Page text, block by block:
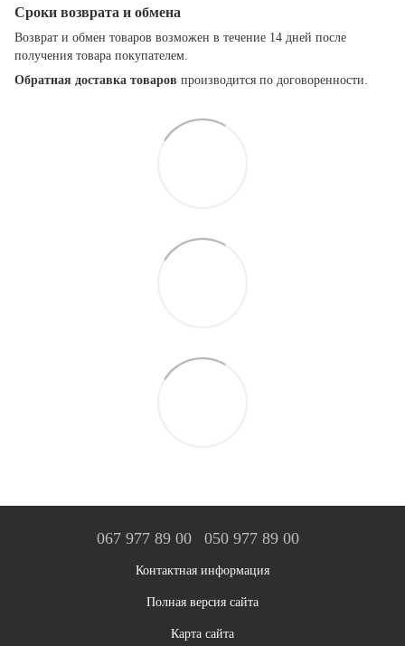
Сроки возврата и обмена
Возврат и обмен товаров возможен в течение 14 дней после
получения товара покупателем.
Обратная доставка товаров производится по договоренности.
067 977 89 00 050 977 89 00
Контактная информация
Полная версия сайта
Карта сайта